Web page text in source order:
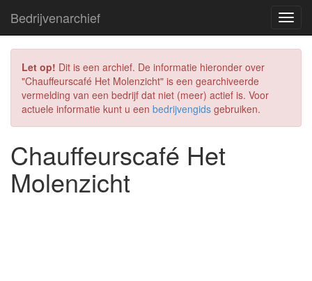
Bedrijvenarchief
Let op! Dit is een archief. De informatie hieronder over
"Chauffeurscafé Het Molenzicht" is een gearchiveerde
vermelding van een bedrijf dat niet (meer) actief is. Voor
actuele informatie kunt u een bedrijvengids gebruiken.
Chauffeurscafé Het
Molenzicht